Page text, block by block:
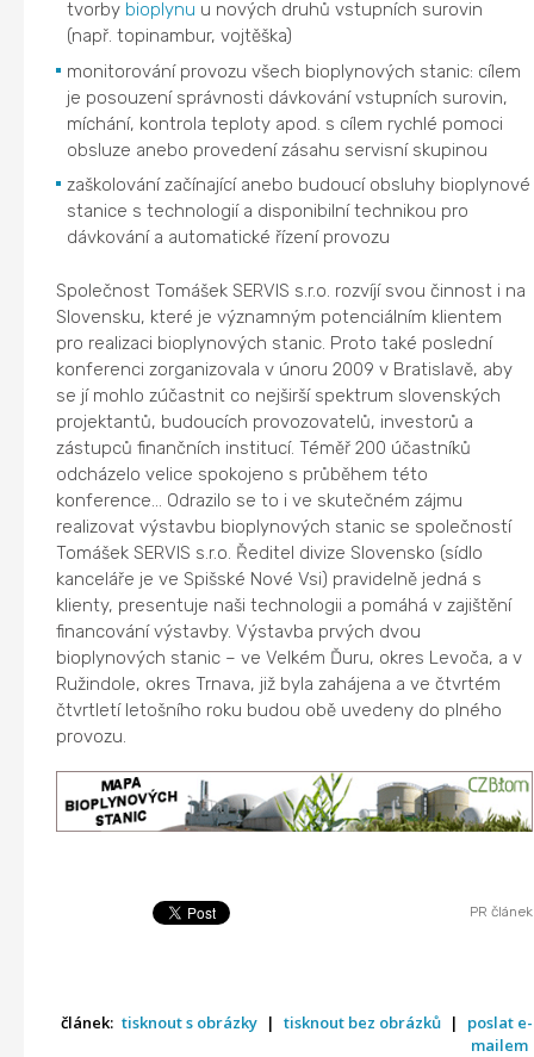
tvorby bioplynu u nových druhů vstupních surovin
(např. topinambur, vojtěška)
monitorování provozu všech bioplynových stanic: cílem
je posouzení správnosti dávkování vstupních surovin,
míchání, kontrola teploty apod. s cílem rychlé pomoci
obsluze anebo provedení zásahu servisní skupinou
zaškolování začínající anebo budoucí obsluhy bioplynové
stanice s technologií a disponibilní technikou pro
dávkování a automatické řízení provozu
Společnost Tomášek SERVIS s.r.o. rozvíjí svou činnost i na
Slovensku, které je významným potenciálním klientem
pro realizaci bioplynových stanic. Proto také poslední
konferenci zorganizovala v únoru 2009 v Bratislavě, aby
se jí mohlo zúčastnit co nejširší spektrum slovenských
projektantů, budoucích provozovatelů, investorů a
zástupců finančních institucí. Téměř 200 účastníků
odcházelo velice spokojeno s průběhem této
konference… Odrazilo se to i ve skutečném zájmu
realizovat výstavbu bioplynových stanic se společností
Tomášek SERVIS s.r.o. Ředitel divize Slovensko (sídlo
kanceláře je ve Spišské Nové Vsi) pravidelně jedná s
klienty, presentuje naši technologii a pomáhá v zajištění
financování výstavby. Výstavba prvých dvou
bioplynových stanic – ve Velkém Ďuru, okres Levoča, a v
Ružindole, okres Trnava, již byla zahájena a ve čtvrtém
čtvrtletí letošního roku budou obě uvedeny do plného
provozu.
PR článek
článek: tisknout s obrázky | tisknout bez obrázků |
poslat e-
mailem